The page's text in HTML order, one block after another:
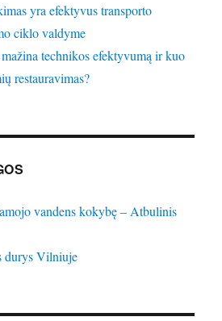
yra efektyvus transporto
ciklo valdyme
technikos efektyvumą ir kuo
restauravimas?
vandens kokybę – Atbulinis
durys Vilniuje